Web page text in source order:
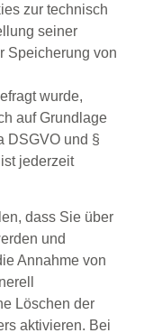
zur technisch
seiner
Speicherung von
wurde,
auf Grundlage
DSGVO und §
jederzeit
dass Sie über
und
Annahme von
Löschen der
aktivieren. Bei